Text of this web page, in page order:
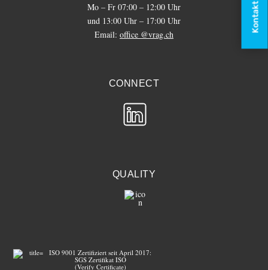
Mo – Fr 07:00 – 12:00 Uhr
und 13:00 Uhr – 17:00 Uhr
Email: office @vrag.ch
CONNECT
QUALITY
ISO 9001 Zertifiziert seit April 2017:
SGS Zertifikat ISO
(Verify Certificate)
Kontakt